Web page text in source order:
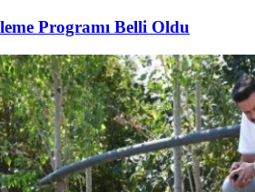
Programı Belli Oldu